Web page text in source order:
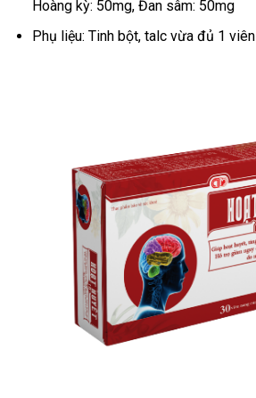
Hoàng kỳ: 50mg, Đan sâm: 50mg
Phụ liệu: Tinh bột, talc vừa đủ 1 viên